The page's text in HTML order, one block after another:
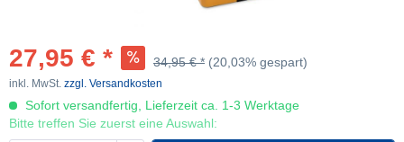
27,95 € * 34,95 € * (20,03% gespart)
inkl. MwSt. zzgl. Versandkosten
Sofort versandfertig, Lieferzeit ca. 1-3 Werktage
Bitte treffen Sie zuerst eine Auswahl: